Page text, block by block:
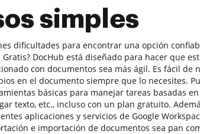
simples
dificultades para encontrar una opción
Gratis? DocHub está diseñado para hacer que
con documentos sea más ágil. Es fácil de
en el documento siempre que lo necesites.
básicas para manejar tareas basadas
texto, etc., incluso con un plan gratuito.
aplicaciones y servicios de Google
e importación de documentos sea pan